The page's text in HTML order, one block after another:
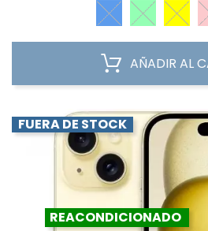
AÑADIR AL
FUERA DE STOCK
REACONDICIONADO